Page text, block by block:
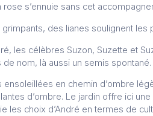
s’ennuie sans cet
des lianes soulignent les
les célèbres Suzon, Suzette et
de nom, là aussi un semis spontané.
en chemin d’ombre
d’ombre. Le jardin offre ici
les choix d’André en termes de